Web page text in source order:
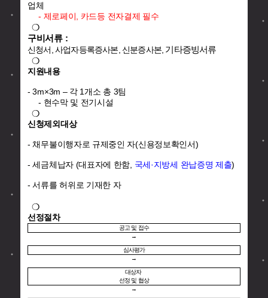
업체
- 제로페이, 카드등 전자결제 필수
❍
구비서류 :
신청서, 사업자등록증사본, 신분증사본, 기타증빙서류
❍
지원내용
- 3m×3m – 각 1개소 총 3팀
- 현수막 및 전기시설
❍
신청제외대상
- 채무불이행자로 규제중인 자(신용정보확인서)
- 세금체납자 (대표자에 한함, 국세·지방세 완납증명 제출)
- 서류를 허위로 기재한 자
❍
선정절차
공고 및 접수
→
심사평가
→
대상자
선정 및 협상
→